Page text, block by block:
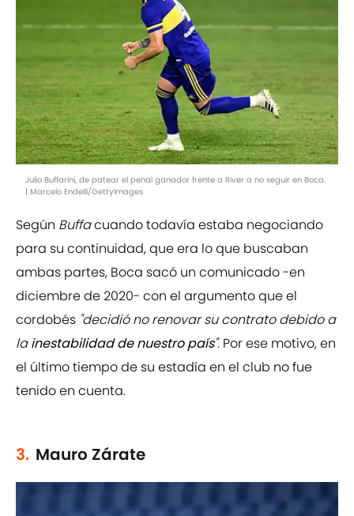
Julio Buffarini, de patear el penal ganador frente a River a no seguir en Boca.
| Marcelo Endelli/GettyImages
Según Buffacuando todavía estaba negociando
para su continuidad, que era lo que buscaban
ambas partes, Boca sacó un comunicado -en
diciembre de 2020- con el argumento que el
cordobés "decidió no renovar su contrato debido a
lainestabilidad de nuestro país". Por ese motivo, en
el último tiempo de su estadía en el club no fue
tenido en cuenta.
3. Mauro Zárate